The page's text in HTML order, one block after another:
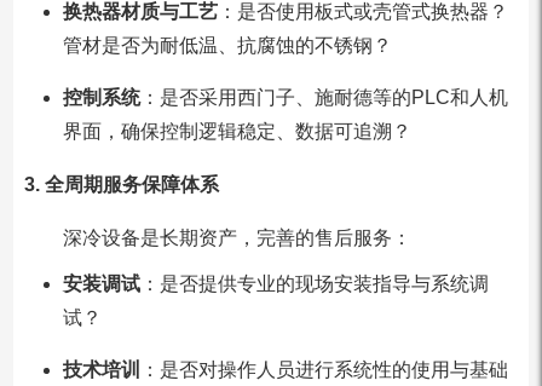
换热器材质与工艺：是否使用板式或壳管式换热器？
管材是否为耐低温、抗腐蚀的不锈钢？
控制系统：是否采用西门子、施耐德等的PLC和人机
界面，确保控制逻辑稳定、数据可追溯？
3. 全周期服务保障体系
深冷设备是长期资产，完善的售后服务：
安装调试：是否提供专业的现场安装指导与系统调
试？
技术培训 ：是否对操作人员进行系统性的使用与基础